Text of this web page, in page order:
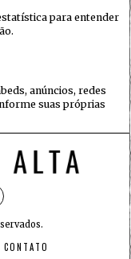
para entender
anúncios, redes
suas próprias
CONTATO